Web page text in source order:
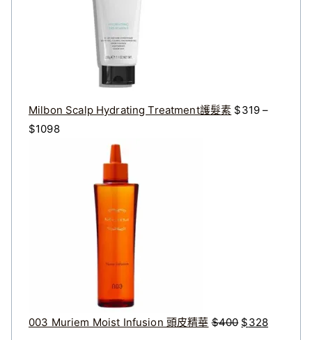
Milbon Scalp Hydrating Treatment護髮素 $319 –
$1098價
$
003 Muriem Moist Infusion 頭皮精華 $400 。
$328